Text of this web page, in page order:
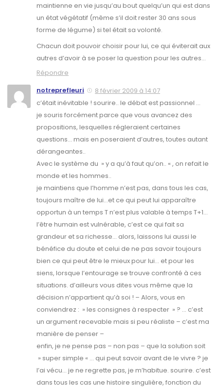
maintienne en vie jusqu’au bout quelqu’un qui est dans
un état végétatif (même s’il doit rester 30 ans sous
forme de légume) si tel était sa volonté.
Chacun doit pouvoir choisir pour lui, ce qui éviterait aux
autres d’avoir à se poser la question pour les autres…
Répondre
notreprefleuri
8 février 2009 à 14:07
c’était inévitable ! sourire.. le débat est passionnel …
je souris forcément parce que vous avancez des
propositions, lesquelles régleraient certaines
questions… mais en poseraient d’autres, toutes autant
dérangeantes..
Avec le système du » y a qu’à faut qu’on.. « , on refait le
monde et les hommes..
je maintiens que l’homme n’est pas, dans tous les cas,
toujours maître de lui…et ce qui peut lui apparaître
opportun à un temps T n’est plus valable à temps T+1…
l’être humain est vulnérable, c’est ce qui fait sa
grandeur et sa richesse… alors, laissons lui aussi le
bénéfice du doute et celui de ne pas savoir toujours
bien ce qui peut être le mieux pour lui… et pour les
siens, lorsque l’entourage se trouve confronté à ces
situations. d’ailleurs vous dites vous même que la
décision n’appartient qu’à soi ! – Alors, vous en
conviendrez : » les consignes à respecter » ? … c’est
un argument recevable mais si peu réaliste – c’est ma
manière de penser –
enfin, je ne pense pas – non pas – que la solution soit
» super simple « … qui peut savoir avant de le vivre ? je
l’ai vécu… je ne regrette pas, je m’habitue. sourire. c’est
dans tous les cas une histoire singulière, fonction du